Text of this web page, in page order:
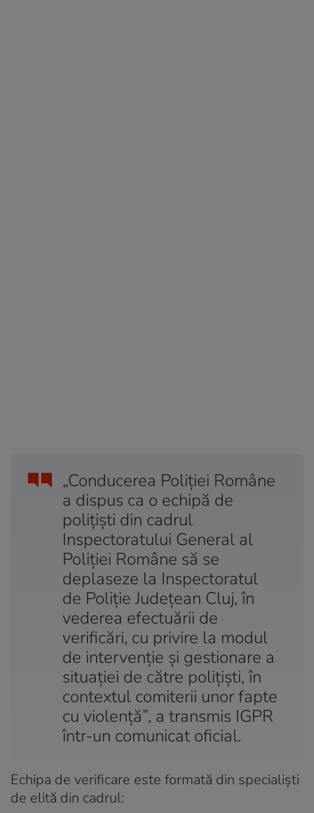
„Conducerea Poliției Române
a dispus ca o echipă de
polițiști din cadrul
Inspectoratului General al
Poliției Române să se
deplaseze la Inspectoratul
de Poliție Județean Cluj, în
vederea efectuării de
verificări, cu privire la modul
de intervenție și gestionare a
situației de către polițiști, în
contextul comiterii unor fapte
cu violență”, a transmis IGPR
într-un comunicat oficial.
Echipa de verificare este formată din specialiști
de elită din cadrul: